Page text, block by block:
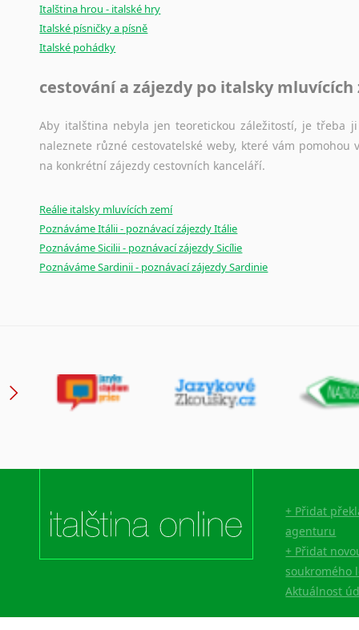
Italština hrou - italské hry
Italské písničky a písně
Italské pohádky
cestování a zájezdy po italsky mluvících
Aby italština nebyla jen teoretickou záležitostí, je třeba
naleznete různé cestovatelské weby, které vám
na konkrétní zájezdy cestovních kanceláří.
Reálie italsky mluvících zemí
Poznáváme Itálii - poznávací zájezdy Itálie
Poznáváme Sicilii - poznávací zájezdy Sicílie
Poznáváme Sardinii - poznávací zájezdy Sardinie
+ Přidat
agenturu
+ Přidat
soukromého
Aktuálnost